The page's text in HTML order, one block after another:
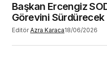
Başkan Ercengiz
Görevini Sürdürecek
Editör Azra Karaca18/06/2026